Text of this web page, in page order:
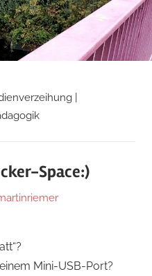
|
Space:)
Mini-USB-Port?